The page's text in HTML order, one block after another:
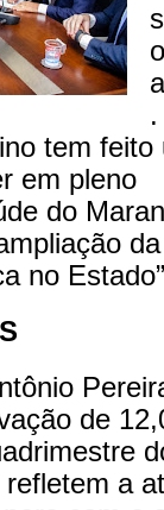
tem feito
em pleno
do
no
de
a